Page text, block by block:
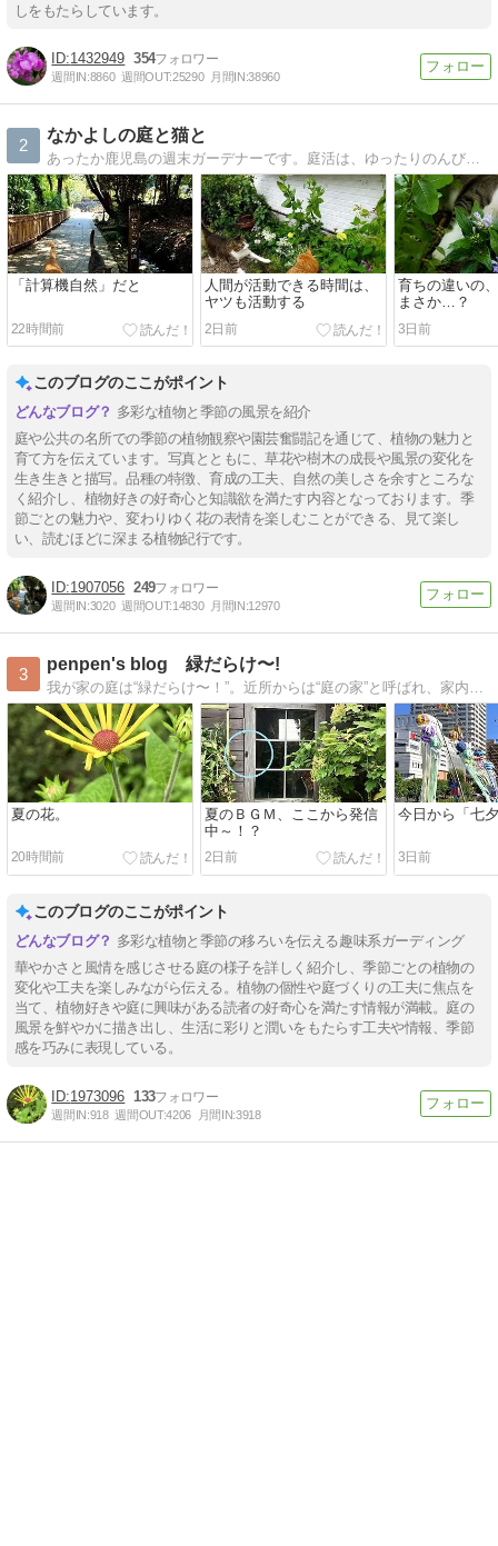
しをもたらしています。
1432949 354
週間IN:8860 週間OUT:25290 月間IN:38960
2
なかよしの庭と猫と
あったか鹿児島の週末ガーデナーです。庭活は、ゆったりのんびり美しく、が理想ですが、現実はなかなか厳しいですね。愛猫２匹がほぼ毎日可愛く登場します！よろしくお願いします。
「計算機自然」だと
22時間前
人間が活動できる時間は、
ヤツも活動する
2日前
育ちの違いの
まさか…？
3日前
このブログのここがポイント
多彩な植物と季節の風景を紹介
庭や公共の名所での季節の植物観察や園芸奮闘記を通じて、植物の魅力と
育て方を伝えています。写真とともに、草花や樹木の成長や風景の変化を
生き生きと描写。品種の特徴、育成の工夫、自然の美しさを余すところな
く紹介し、植物好きの好奇心と知識欲を満たす内容となっております。季
節ごとの魅力や、変わりゆく花の表情を楽しむことができる、見て楽し
い、読むほどに深まる植物紀行です。
1907056 249
週間IN:3020 週間OUT:14830 月間IN:12970
3
penpen's blog 緑だらけ〜!
夏の花。
20時間前
夏のＢＧＭ、ここから発信
中～！？
2日前
今日から「七
3日前
このブログのここがポイント
多彩な植物と季節の移ろいを伝える趣味系ガーディング
華やかさと風情を感じさせる庭の様子を詳しく紹介し、季節ごとの植物の
変化や工夫を楽しみながら伝える。植物の個性や庭づくりの工夫に焦点を
当て、植物好きや庭に興味がある読者の好奇心を満たす情報が満載。庭の
風景を鮮やかに描き出し、生活に彩りと潤いをもたらす工夫や情報、季節
感を巧みに表現している。
1973096 133
週間IN:918 週間OUT:4206 月間IN:3918